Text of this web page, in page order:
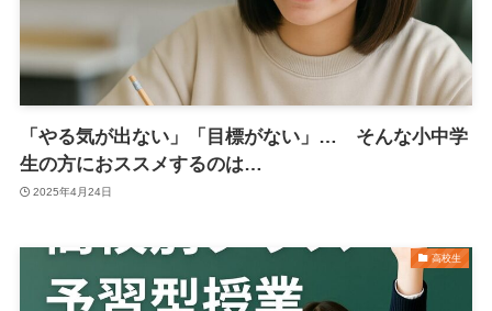
「やる気が出ない」「目標がない」… そんな小中学
生の方におススメするのは…
2025年4月24日
高校生